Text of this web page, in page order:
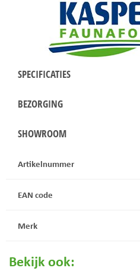
SPECIFICATIES
BEZORGING
SHOWROOM
Artikelnummer
EAN code
Merk
Bekijk ook: